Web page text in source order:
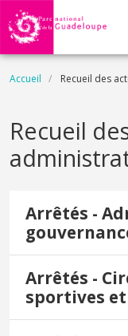
Aller au contenu principal
Fil d'Ariane
Accueil Recueil des
Recueil
Arrêtés -
Arrêtés -
sportives